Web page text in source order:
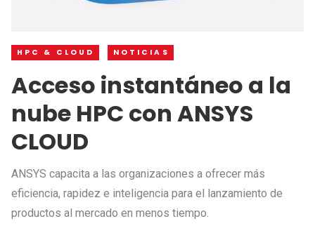
HPC & CLOUD NOTICIAS
Acceso instantáneo a la
nube HPC con ANSYS
CLOUD
ANSYS capacita a las organizaciones a ofrecer más
eficiencia, rapidez e inteligencia para el lanzamiento de
productos al mercado en menos tiempo.